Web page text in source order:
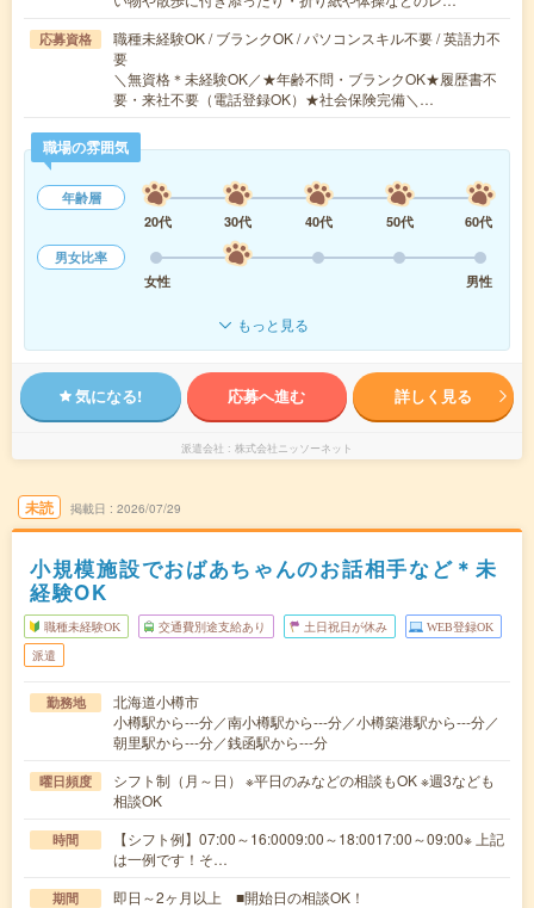
応募資格
職種未経験OK / ブランクOK / パソコンスキル不要 / 英語力不
要
＼無資格＊未経験OK／★年齢不問・ブランクOK★履歴書不
要・来社不要（電話登録OK）★社会保険完備＼…
職場の雰囲気
年齢層
20代
30代 40代 50代
60代
男女比率
女性
男性
もっと見る
気になる! 応募へ進む 詳しく見る
派遣会社 株式会社ニッソーネット
未読 掲載日 2026/07/29
小規模施設でおばあちゃんのお話相手など＊未
経験OK
職種未経験OK 交通費別途支給あり 土日祝日が休み WEB登録OK
派遣
勤務地
北海道小樽市
小樽駅から---分／南小樽駅から---分／小樽築港駅から---分／
朝里駅から---分／銭函駅から---分
曜日頻度
シフト制（月～日） ※平日のみなどの相談もOK ※週3なども
相談OK
時間
【シフト例】07:00～16:0009:00～18:0017:00～09:00※ 上記
は一例です！そ…
期間 即日～2ヶ月以上 ■開始日の相談OK！